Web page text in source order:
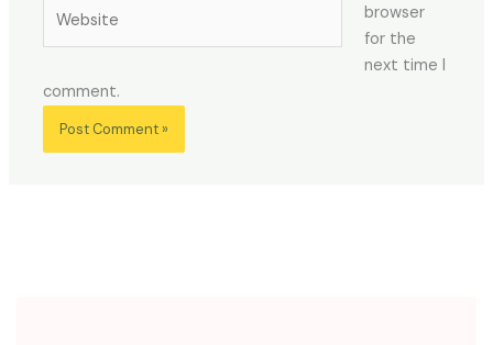
browser
for the
next time I
comment.